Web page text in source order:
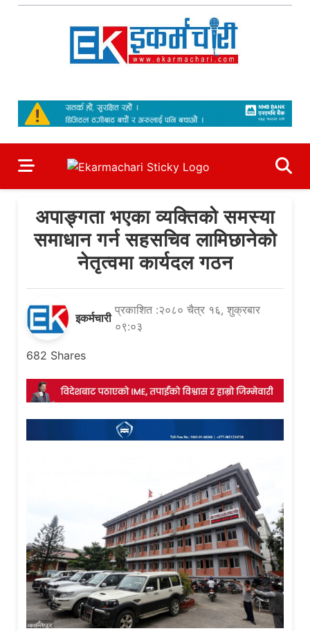
Skip
अपाङ्गता भएका व्यक्तिको समस्या
समाधान गर्न सहसचिव लामिछानेको
नेतृत्वमा कार्यदल गठन
इकर्मचारी
प्रकाशित :२०८० चैत्र १६, शुक्रबार
०९:०३
682 Shares